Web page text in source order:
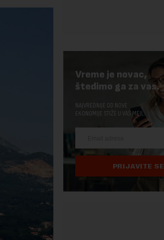
Vreme je novac,
štedimo ga za vas.
NAJVREDNIJE OD NOVE
EKONOMIJE STIŽE U VAŠ MEJL.
PRIJAVITE SE